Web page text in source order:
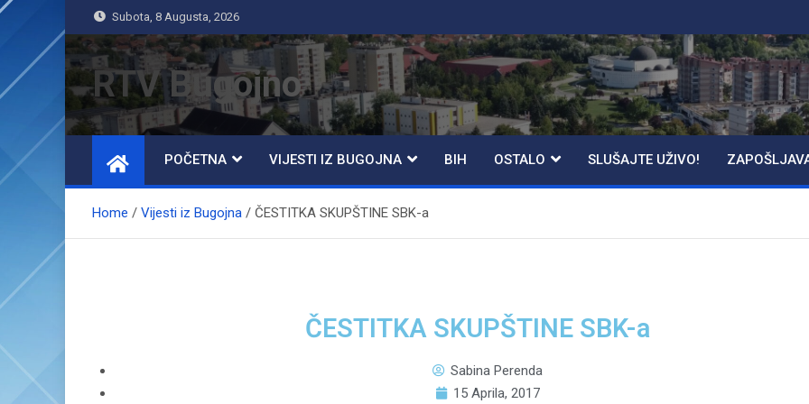
Subota, 8 Augusta, 2026
RTV Bugojno
POČETNA VIJESTI IZ BUGOJNA BIH OSTALO SLUŠAJTE UŽIVO!
Home Vijesti iz Bugojna ČESTITKA SKUPŠTINE SBK-a
ČESTITKA SKUPŠTINE SBK-a
Sabina Perenda
15 Aprila, 2017